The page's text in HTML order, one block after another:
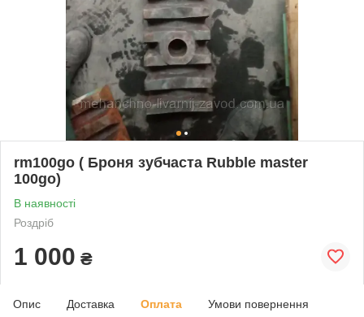
rm100go ( Броня зубчаста Rubble master
100go)
В наявності
Роздріб
1 000 ₴
Опис Доставка Оплата Умови повернення